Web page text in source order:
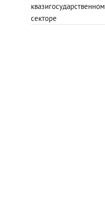
квазигосударственном
секторе